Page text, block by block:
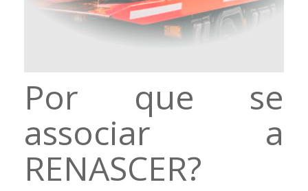
Por que se
associar a
RENASCER?